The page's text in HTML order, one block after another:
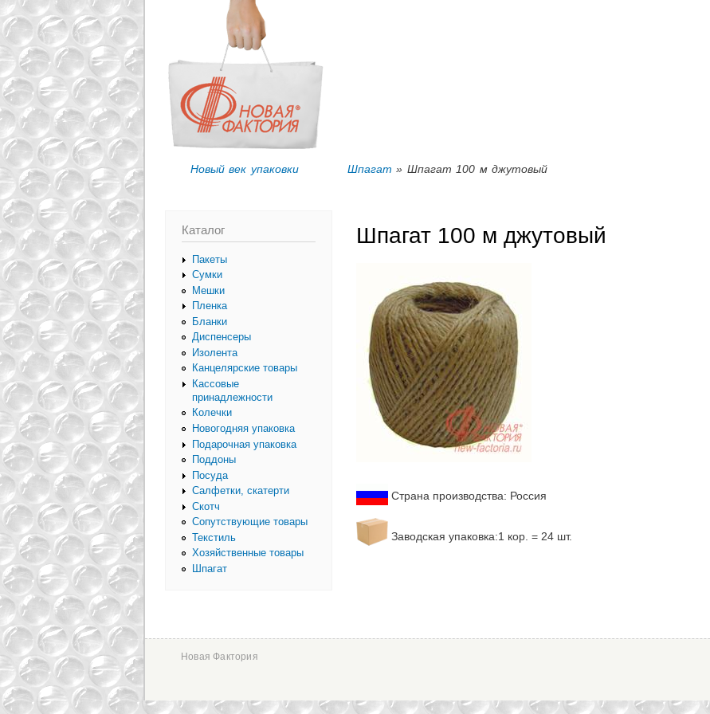
Новый век упаковки Шпагат » Шпагат 100 м джутовый
Каталог
Пакеты
Сумки
Мешки
Пленка
Бланки
Диспенсеры
Изолента
Канцелярские товары
Кассовые
принадлежности
Колечки
Новогодняя упаковка
Подарочная упаковка
Поддоны
Посуда
Салфетки, скатерти
Скотч
Сопутствующие товары
Текстиль
Хозяйственные товары
Шпагат
Шпагат 100 м джутовый
Страна производства: Россия
Заводская упаковка:1 кор. = 24 шт.
Новая Фактория